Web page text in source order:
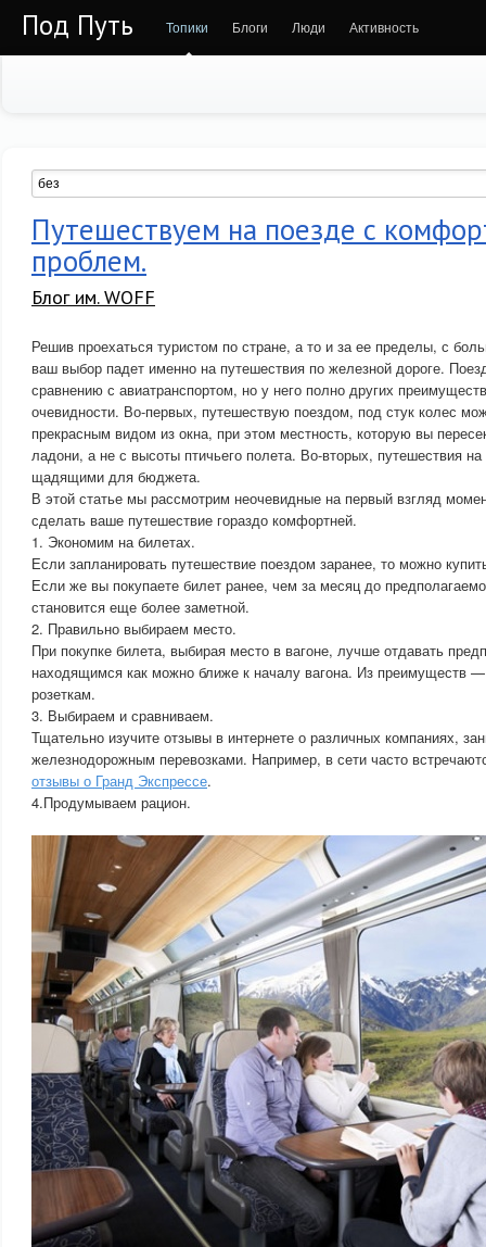
Под Путь Топики Блоги Люди Активность
Путешествуем на поезде с
проблем.
Блог им. WOFF
Решив проехаться туристом по стране, а то и за ее пределы, с
ваш выбор падет именно на путешествия по железной дороге.
сравнению с авиатранспортом, но у него полно других
очевидности. Во-первых, путешествую поездом, под стук колес
прекрасным видом из окна, при этом местность, которую вы
ладони, а не с высоты птичьего полета. Во-вторых, путешествия
щадящими для бюджета.
В этой статье мы рассмотрим неочевидные на первый взгляд
сделать ваше путешествие гораздо комфортней.
1. Экономим на билетах.
Если запланировать путешествие поездом заранее, то можно
Если же вы покупаете билет ранее, чем за месяц до
становится еще более заметной.
2. Правильно выбираем место.
При покупке билета, выбирая место в вагоне, лучше отдавать
находящимся как можно ближе к началу вагона. Из преимуществ —
розеткам.
3. Выбираем и сравниваем.
Тщательно изучите отзывы в интернете о различных компаниях,
железнодорожным перевозками. Например, в сети часто
отзывы о Гранд Экспрессе.
4.Продумываем рацион.